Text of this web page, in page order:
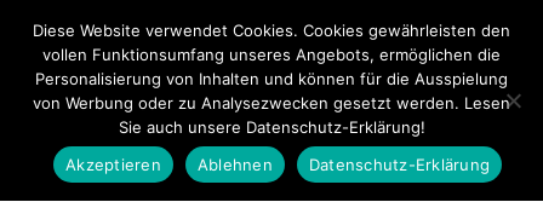
Touristiknews.de
Diese Website verwendet Cookies. Cookies gewährleisten den
vollen Funktionsumfang unseres Angebots, ermöglichen die
Personalisierung von Inhalten und können für die Ausspielung
von Werbung oder zu Analysezwecken gesetzt werden. Lesen
Sie auch unsere Datenschutz-Erklärung!
Akzeptieren
Ablehnen Datenschutz-Erklärung